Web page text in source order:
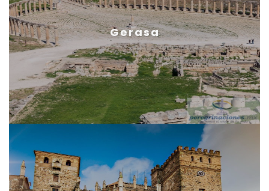
Gerasa